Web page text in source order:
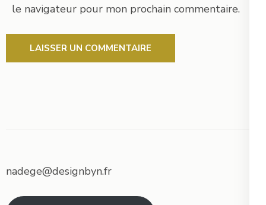
le navigateur pour mon prochain commentaire.
nadege@designbyn.fr